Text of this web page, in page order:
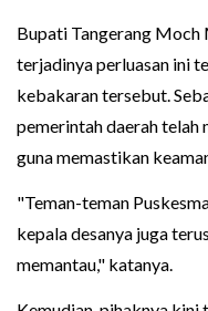
Bupati Tangerang Moch
terjadinya perluasan ini
kebakaran tersebut.
pemerintah daerah telah
guna memastikan
"Teman-teman
kepala desanya juga
memantau," katanya.